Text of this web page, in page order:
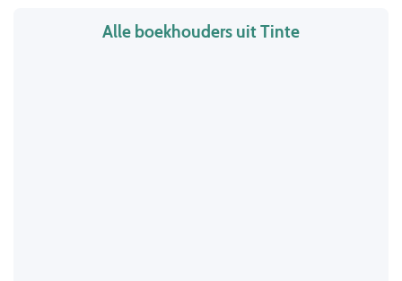
Alle boekhouders uit Tinte